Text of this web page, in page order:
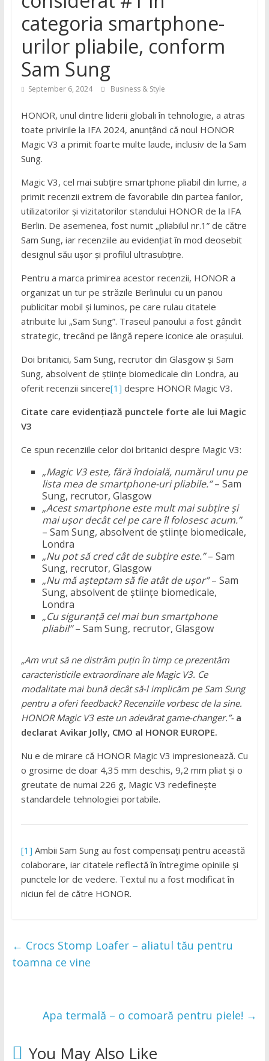
categoria smartphone-
urilor pliabile, conform
Sam Sung
September 6, 2024 Business & Style
HONOR, unul dintre liderii globali în tehnologie, a atras
toate privirile la IFA 2024, anunțând că noul HONOR
Magic V3 a primit foarte multe laude, inclusiv de la Sam
Sung.
Magic V3, cel mai subțire smartphone pliabil din lume, a
primit recenzii extrem de favorabile din partea fanilor,
utilizatorilor și vizitatorilor standului HONOR de la IFA
Berlin. De asemenea, fost numit „pliabilul nr.1” de către
Sam Sung, iar recenziile au evidențiat în mod deosebit
designul său ușor și profilul ultrasubțire.
Pentru a marca primirea acestor recenzii, HONOR a
organizat un tur pe străzile Berlinului cu un panou
publicitar mobil și luminos, pe care rulau citatele
atribuite lui „Sam Sung”. Traseul panoului a fost gândit
strategic, trecând pe lângă repere iconice ale orașului.
Doi britanici, Sam Sung, recrutor din Glasgow și Sam
Sung, absolvent de științe biomedicale din Londra, au
oferit recenzii sincere[1] despre HONOR Magic V3.
Citate care evidențiază punctele forte ale lui Magic
V3
Ce spun recenziile celor doi britanici despre Magic V3:
„Magic V3 este, fără îndoială, numărul unu pe
lista mea de smartphone-uri pliabile.”– Sam
Sung, recrutor, Glasgow
„Acest smartphone este mult mai subțire și
mai ușor decât cel pe care îl folosesc acum.”
– Sam Sung, absolvent de științe biomedicale,
Londra
„Nu pot să cred cât de subțire este.”– Sam
Sung, recrutor, Glasgow
„Nu mă așteptam să fie atât de ușor”– Sam
Sung, absolvent de științe biomedicale,
Londra
„Cu siguranță cel mai bun smartphone
pliabil”– Sam Sung, recrutor, Glasgow
„Am vrut să ne distrăm puțin în timp ce prezentăm
caracteristicile extraordinare ale Magic V3. Ce
modalitate mai bună decât să-l implicăm pe Sam Sung
pentru a oferi feedback? Recenziile vorbesc de la sine.
HONOR Magic V3 este un adevărat game-changer.”- a
declarat Avikar Jolly, CMO al HONOR EUROPE.
Nu e de mirare că HONOR Magic V3 impresionează. Cu
o grosime de doar 4,35 mm deschis, 9,2 mm pliat și o
greutate de numai 226 g, Magic V3 redefinește
standardele tehnologiei portabile.
[1] Ambii Sam Sung au fost compensați pentru această
colaborare, iar citatele reflectă în întregime opiniile și
punctele lor de vedere. Textul nu a fost modificat în
niciun fel de către HONOR.
← Crocs Stomp Loafer – aliatul tău pentru
toamna ce vine
Apa termală – o comoară pentru piele! →
You May Also Like